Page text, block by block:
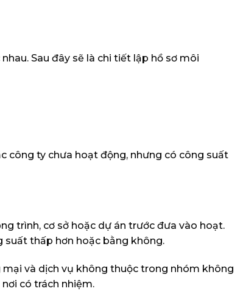
Sau đây sẽ là chi tiết lập hồ sơ môi
công ty chưa hoạt động, nhưng có công suất
trình, cơ sở hoặc dự án trước đưa vào hoạt.
suất thấp hơn hoặc bằng không.
và dịch vụ không thuộc trong nhóm không
có trách nhiệm.